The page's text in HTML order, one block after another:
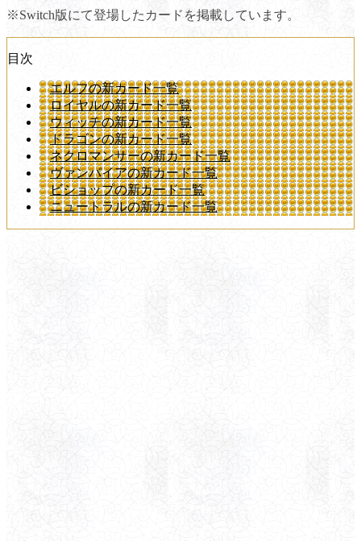
※Switch版にて登場したカードを掲載しています。
目次
エルフの新カード一覧
ロイヤルの新カード一覧
ウィッチの新カード一覧
ドラゴンの新カード一覧
ネクロマンサーの新カード一覧
ヴァンパイアの新カード一覧
ビショップの新カード一覧
ニュートラルの新カード一覧